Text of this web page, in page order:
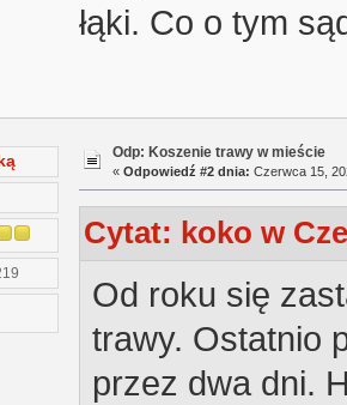
łąki. Co o tym
Odp: Koszenie trawy w mieście
« Odpowiedź #2 dnia: Czerwca 15,
Cytat: koko w
Od roku się
trawy. Ostatnio
przez dwa dni.